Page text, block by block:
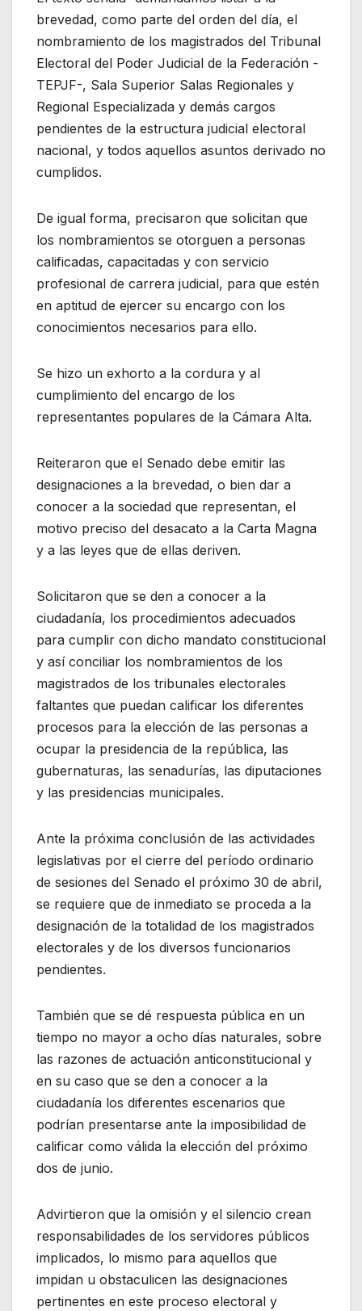
brevedad, como parte del orden del día, el
nombramiento de los magistrados del Tribunal
Electoral del Poder Judicial de la Federación -
TEPJF-, Sala Superior Salas Regionales y
Regional Especializada y demás cargos
pendientes de la estructura judicial electoral
nacional, y todos aquellos asuntos derivado no
cumplidos.
De igual forma, precisaron que solicitan que
los nombramientos se otorguen a personas
calificadas, capacitadas y con servicio
profesional de carrera judicial, para que estén
en aptitud de ejercer su encargo con los
conocimientos necesarios para ello.
Se hizo un exhorto a la cordura y al
cumplimiento del encargo de los
representantes populares de la Cámara Alta.
Reiteraron que el Senado debe emitir las
designaciones a la brevedad, o bien dar a
conocer a la sociedad que representan, el
motivo preciso del desacato a la Carta Magna
y a las leyes que de ellas deriven.
Solicitaron que se den a conocer a la
ciudadanía, los procedimientos adecuados
para cumplir con dicho mandato constitucional
y así conciliar los nombramientos de los
magistrados de los tribunales electorales
faltantes que puedan calificar los diferentes
procesos para la elección de las personas a
ocupar la presidencia de la república, las
gubernaturas, las senadurías, las diputaciones
y las presidencias municipales.
Ante la próxima conclusión de las actividades
legislativas por el cierre del período ordinario
de sesiones del Senado el próximo 30 de abril,
se requiere que de inmediato se proceda a la
designación de la totalidad de los magistrados
electorales y de los diversos funcionarios
pendientes.
También que se dé respuesta pública en un
tiempo no mayor a ocho días naturales, sobre
las razones de actuación anticonstitucional y
en su caso que se den a conocer a la
ciudadanía los diferentes escenarios que
podrían presentarse ante la imposibilidad de
calificar como válida la elección del próximo
dos de junio.
Advirtieron que la omisión y el silencio crean
responsabilidades de los servidores públicos
implicados, lo mismo para aquellos que
impidan u obstaculicen las designaciones
pertinentes en este proceso electoral y